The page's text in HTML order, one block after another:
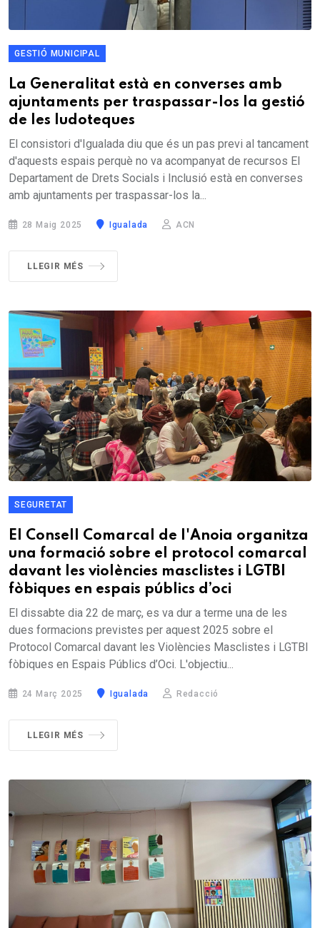
GESTIÓ MUNICIPAL
La Generalitat està en converses amb
ajuntaments per traspassar-los la gestió
de les ludoteques
El consistori d'Igualada diu que és un pas previ al tancament
d'aquests espais perquè no va acompanyat de recursos El
Departament de Drets Socials i Inclusió està en converses
amb ajuntaments per traspassar-los la...
28 Maig 2025 Igualada ACN
LLEGIR MÉS
SEGURETAT
El Consell Comarcal de l'Anoia organitza
una formació sobre el protocol comarcal
davant les violències masclistes i LGTBI
fòbiques en espais públics d’oci
El dissabte dia 22 de març, es va dur a terme una de les
dues formacions previstes per aquest 2025 sobre el
Protocol Comarcal davant les Violències Masclistes i LGTBI
fòbiques en Espais Públics d’Oci. L'objectiu...
24 Març 2025 Igualada Redacció
LLEGIR MÉS